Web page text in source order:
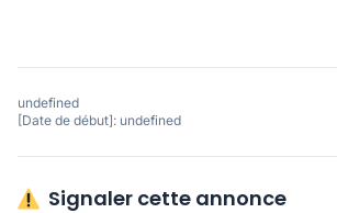
undefined
[Date de début]: undefined
Signaler cette annonce